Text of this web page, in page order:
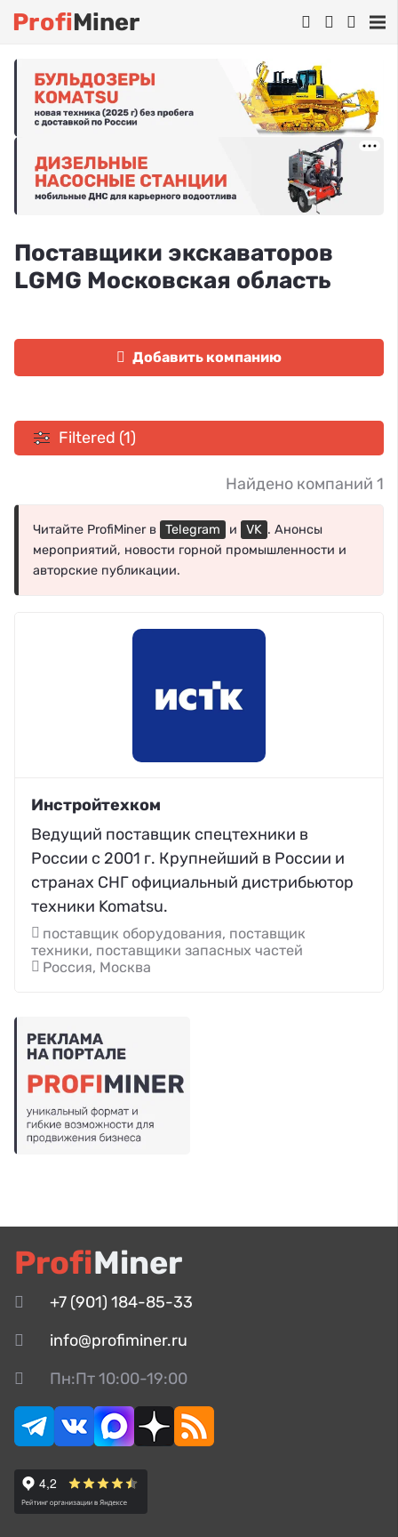
ProfiMiner
Поставщики экскаваторов
LGMG Московская область
Добавить компанию
Filtered (1)
Найдено компаний 1
Читайте ProfiMiner в Telegram и VK . Анонсы
мероприятий, новости горной промышленности и
авторские публикации.
Инстройтехком
Ведущий поставщик спецтехники в
России с 2001 г. Крупнейший в России и
странах СНГ официальный дистрибьютор
техники Komatsu.
поставщик оборудования, поставщик
техники, поставщики запасных частей
Россия, Москва
ProfiMiner
+7 (901) 184-85-33
info@profiminer.ru
Пн:Пт 10:00-19:00